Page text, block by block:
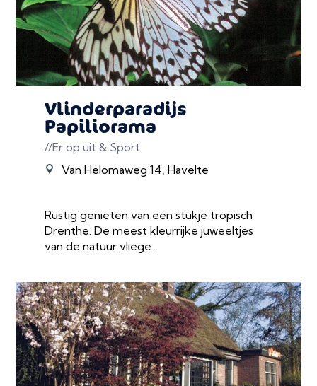
Vlinderparadijs
Papiliorama
//Er op uit & Sport
Van Helomaweg 14, Havelte
Rustig genieten van een stukje tropisch
Drenthe. De meest kleurrijke juweeltjes
van de natuur vliege...